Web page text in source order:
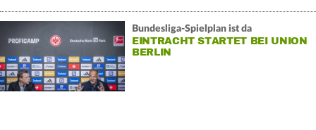
Bundesliga-Spielplan ist da
EINTRACHT STARTET BEI UNION
BERLIN